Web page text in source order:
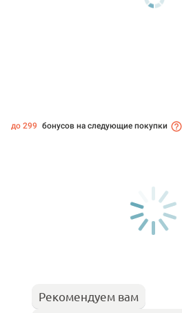
до 299 бонусов на следующие покупки
Рекомендуем вам